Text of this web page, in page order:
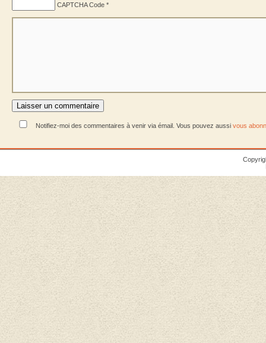
CAPTCHA Code *
Notifiez-moi des commentaires à venir via émail. Vous pouvez aussi vous